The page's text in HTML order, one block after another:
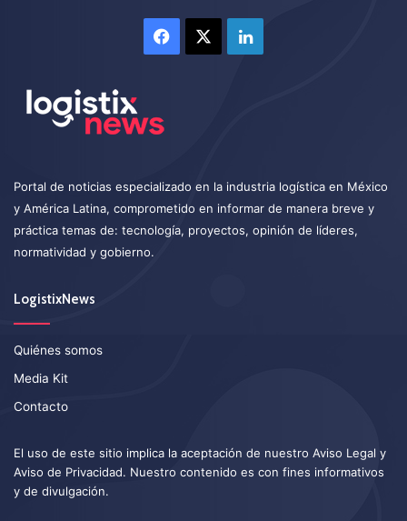
Facebook LinkedIn
Portal de noticias especializado en la industria logística en México
y América Latina, comprometido en informar de manera breve y
práctica temas de: tecnología, proyectos, opinión de líderes,
normatividad y gobierno.
LogistixNews
Quiénes somos
Media Kit
Contacto
El uso de este sitio implica la aceptación de nuestro Aviso Legal y
Aviso de Privacidad. Nuestro contenido es con fines informativos
y de divulgación.